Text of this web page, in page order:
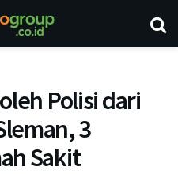
Polisi dari
3
Sakit